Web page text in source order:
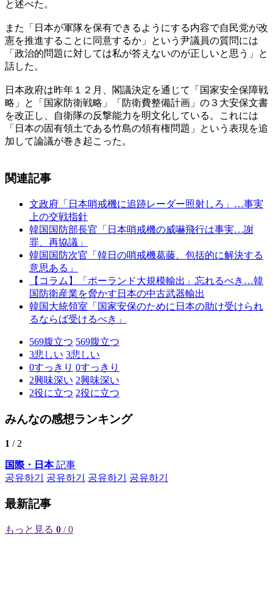
と述べた。
また「日本が軍隊を保有できるようにする内容で自民党が改
憲を推進することに同意するか」という尹議員の質問には
「政治的問題に対しては私が答えないのが正しいと思う」と
話した。
日本政府は昨年１２月、閣議決定を通じて「国家安全保障戦
略」と「国家防衛戦略」「防衛費整備計画」の３大安保文書
を改正し、自衛隊の反撃能力を明文化している。これには
「日本の固有領土である竹島の領有権問題」という表現を追
加して論議が巻き起こった。
関連記事
文政府「日本哨戒機に追跡レーダー照射しろ」…事実
上の交戦指針
韓国国防部長官「日本哨戒機の威嚇飛行は事実…謝
罪、再協議」
韓国国防次官「韓日の哨戒機葛藤、包括的に解決する
意思ある」
【コラム】「ポーランド大規模輸出」忘れるべき…韓
国防衛産業を脅かす日本の中古武器輸出
韓国大統領室「国家安保のために日本の助け受けられ
るならば受けるべき」
569腹立つ 569腹立つ
3悲しい 3悲しい
0すっきり 0すっきり
2興味深い 2興味深い
2役に立つ 2役に立つ
みんなの感想ランキング
1 / 2
国際・日本記事
공유하기
공유하기 공유하기 공유하기
最新記事
もっと見る 0 / 0